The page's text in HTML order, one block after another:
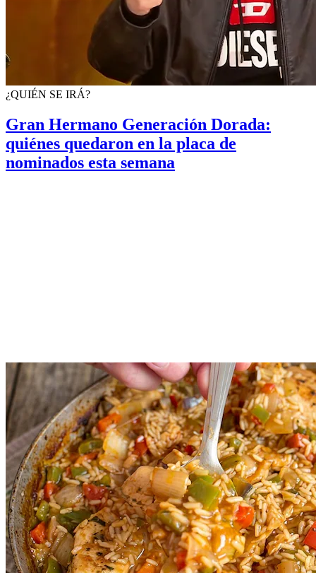
¿QUIÉN SE IRÁ?
Gran Hermano Generación Dorada:
quiénes quedaron en la placa de
nominados esta semana